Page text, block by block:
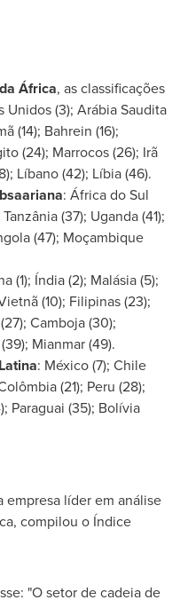
África, as classificações
Unidos (3); Arábia Saudita
(14); Bahrein (16);
(24); Marrocos (26); Irã
Líbano (42); Líbia (46).
: África do Sul
(37); Uganda(41);
(47); Moçambique
(1); Índia (2); Malásia (5);
(10); Filipinas (23);
(27); Camboja (30);
(39); Mianmar (49).
: México (7); Chile
(21); Peru (28);
Paraguai (35); Bolívia
empresa líder em análise
compilou o Índice
"O setor de cadeia de